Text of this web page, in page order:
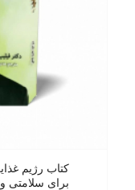
برای سلامتی